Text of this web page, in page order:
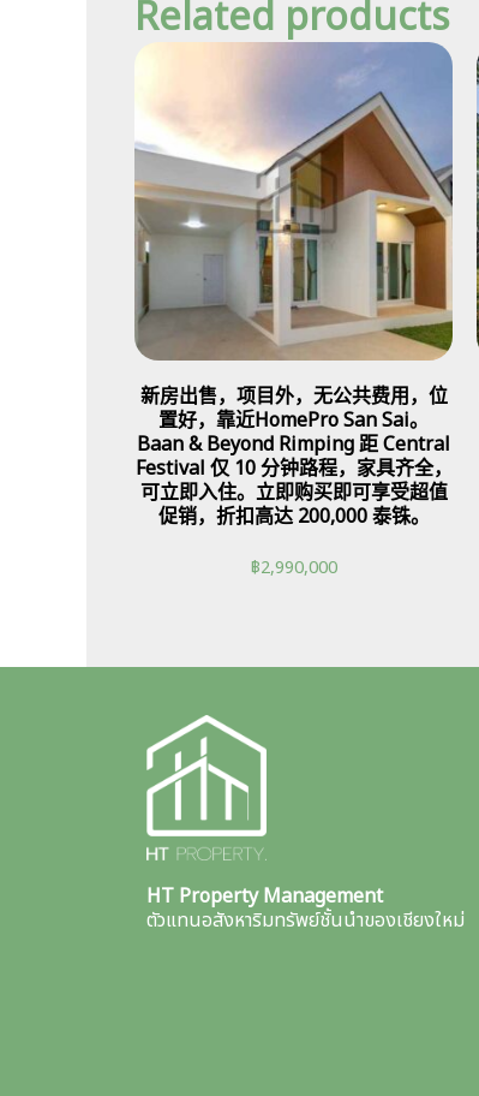
Related products
新房出售，项目外，无公共费用，位
置好，靠近HomePro San Sai。
Baan & Beyond Rimping 距 Central
Festival 仅 10 分钟路程，家具齐全，
可立即入住。立即购买即可享受超值
促销，折扣高达 200,000 泰铢。
฿2,990,000
HT Property Management
ตัวแทนอสังหาริมทรัพย์ชั้นนำของเชียงใหม่